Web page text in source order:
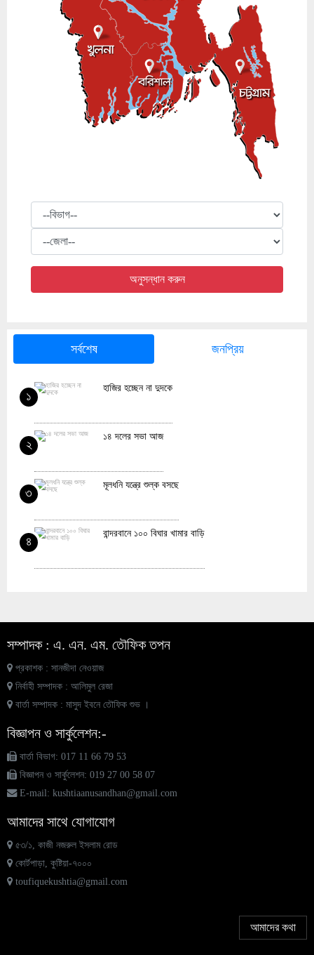
বিভাগ
অনুসন্ধান করুন
সর্বশেষ জনপ্রিয়
১
হাজির হচ্ছেন না দুদকে
২
১৪ দলের সভা আজ
৩
মূলধনি যন্ত্রে শুল্ক বসছে
৪
বান্দরবানে ১০০ বিঘার খামার বাড়ি
৬
৭
৮
দৌলতপুরের প্রফেসর ওদুদ বিসু সরকারের মৃত্যুতে স্মরণসভা ও
দোয়া মাহফিল অনুষ্ঠিত
কুষ্টিয়ায় ৪দিন ব্যাপি আঞ্চলিক লাইটিং ইঞ্জিনিয়ারিং পণ্য ও
এহেতেশাম রেজা
আরও খবর...
সম্পাদক : এ. এন. এম. তৌফিক তপন
প্রকাশক : সানজীদা নেওয়াজ
নির্বাহী সম্পাদক : আলিমুল রেজা
বার্তা সম্পাদক : মাসুদ ইবনে তৌফিক শুভ ।
বিজ্ঞাপন ও সার্কুলেশন:-
বার্তা বিভাগ: 017 11 66 79 53
বিজ্ঞাপন ও সার্কুলেশন: 019 27 00 58 07
E-mail: kushtiaanusandhan@gmail.com
আমাদের সাথে যোগাযোগ
৫৩/১, কাজী নজরুল ইসলাম রোড
কোর্টপাড়া, কুষ্টিয়া-৭০০০
toufiquekushtia@gmail.com
আমাদের কথা